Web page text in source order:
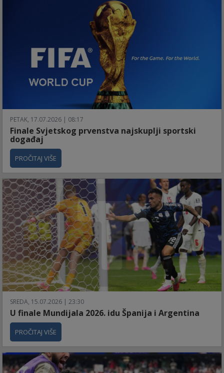
PETAK, 17.07.2026 | 08:17
Finale Svjetskog prvenstva najskuplji sportski
događaj
PROČITAJ VIŠE
SREDA, 15.07.2026 | 23:30
U finale Mundijala 2026. idu Španija i Argentina
PROČITAJ VIŠE